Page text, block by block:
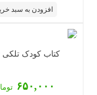
افزودن به سبد
کتاب کودک تلکی
۶۵۰,۰۰۰